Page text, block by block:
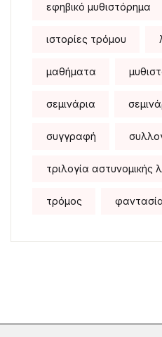
εφηβικό μυθιστόρημα
ιστορίες τρόμου
μαθήματα
σεμινάρια
συγγραφή
τριλογία αστυνομικής
τρόμος